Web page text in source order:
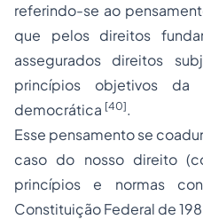
referindo-se ao
que pelos direitos
assegurados direitos
princípios objetivos da
democrática [40].
Esse pensamento se
caso do nosso direito
princípios e normas
Constituição Federal de